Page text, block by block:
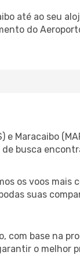
até ao seu
do
Maracaibo
busca
os voos
suas
com base na
o melhor